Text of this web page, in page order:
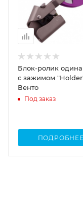
Блок-ролик
с зажимом
Венто
Под заказ
ПОДРОБНЕЕ